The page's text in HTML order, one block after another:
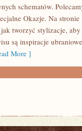
schematów.
Okazje. Na
tworzyć stylizacje,
są inspiracje
More ]